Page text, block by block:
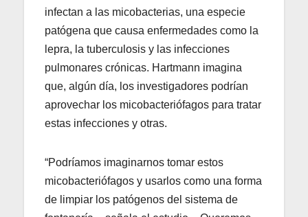
infectan a las micobacterias, una especie
patógena que causa enfermedades como la
lepra, la tuberculosis y las infecciones
pulmonares crónicas. Hartmann imagina
que, algún día, los investigadores podrían
aprovechar los micobacteriófagos para tratar
estas infecciones y otras.
“Podríamos imaginarnos tomar estos
micobacteriófagos y usarlos como una forma
de limpiar los patógenos del sistema de